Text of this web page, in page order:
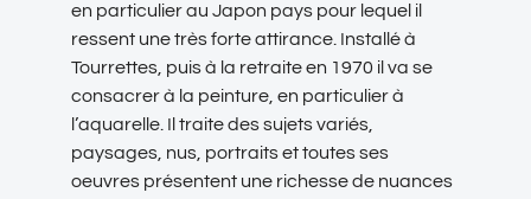
en particulier au Japon pays pour lequel il
ressent une très forte attirance. Installé à
Tourrettes, puis à la retraite en 1970 il va se
consacrer à la peinture, en particulier à
l’aquarelle. Il traite des sujets variés,
paysages, nus, portraits et toutes ses
oeuvres présentent une richesse de nuances